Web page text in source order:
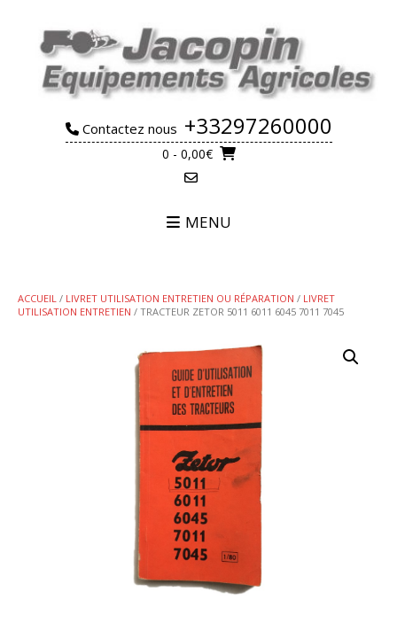
content
Contactez nous +33297260000
0 - 0,00€
MENU
ACCUEIL / LIVRET UTILISATION ENTRETIEN OU RÉPARATION / LIVRET
UTILISATION ENTRETIEN / TRACTEUR ZETOR 5011 6011 6045 7011 7045